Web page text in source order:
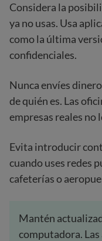
Considera la
ya no usas. Usa
como la última
confidenciales.
Nunca envíes
de quién es. Las
empresas reales no
Evita introducir
cuando uses redes
cafeterías o
Mantén
computadora.